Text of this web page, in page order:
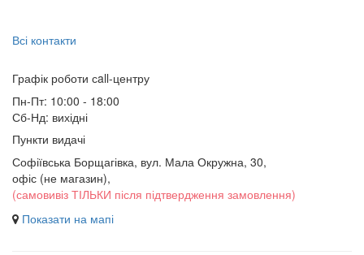
Всі контакти
Графік роботи сall-центру
Пн-Пт: 10:00 - 18:00
Сб-Нд: вихідні
Пункти видачі
Софіївська Борщагівка, вул. Мала Окружна, 30,
офіс (не магазин),
(самовивіз ТІЛЬКИ після підтвердження замовлення)
Показати на мапі